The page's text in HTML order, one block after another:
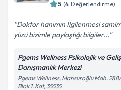
5 (4 Değerlendirme)
Doktor hanımın İlgilenmesi
yüzü bizimle paylaştığı bilgiler...
Pgems Wellness Psikolojik ve
Danışmanlık Merkezi
Pgems Wellness, Mansuroğlu Mah.
Blok 1. Kat, 35535